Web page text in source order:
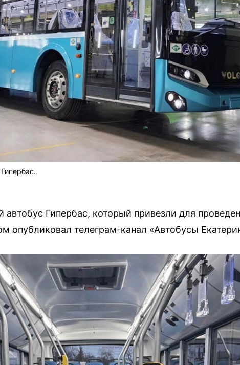
автобус Гипербас, который привезли для
опубликовал телеграм-канал «Автобусы